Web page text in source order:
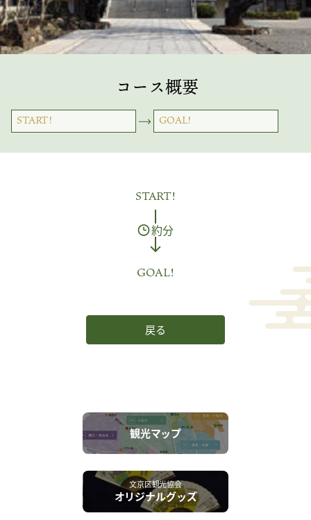
コース概要
START! GOAL!
START!
約分
GOAL!
戻る
観光マップ
文京区観光協会
オリジナルグッズ